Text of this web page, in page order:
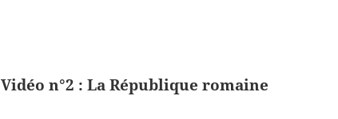
Vidéo n°2 : La République romaine